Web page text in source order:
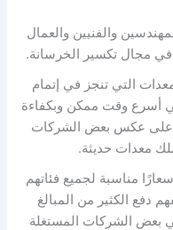
والفنيين والعمال
مجال تكسير الخرسانة.
التي تنجز في إتمام
أسرع وقت ممكن وبكفاءة
على عكس بعض الشركات
معدات حديثة.
مناسبة لجميع فئاتهم
دفع الكثير من المبالغ
بعض الشركات المستغلة